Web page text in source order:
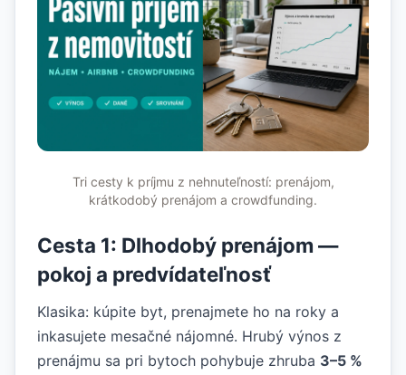
Tri cesty k príjmu z nehnuteľností: prenájom,
krátkodobý prenájom a crowdfunding.
Cesta 1: Dlhodobý prenájom —
pokoj a predvídateľnosť
Klasika: kúpite byt, prenajmete ho na roky a
inkasujete mesačné nájomné. Hrubý výnos z
prenájmu sa pri bytoch pohybuje zhruba 3–5 %